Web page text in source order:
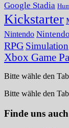
Google Stadia
Kickstarter
Nintendo
RPG Simulation
Xbox Game
Bitte wähle den
Bitte wähle den
Finde uns